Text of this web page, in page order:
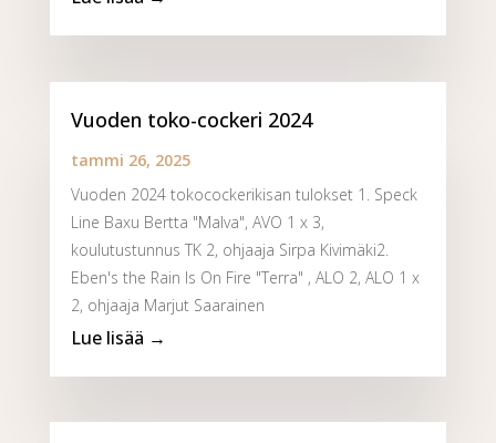
Vuoden toko-cockeri 2024
tammi 26, 2025
Vuoden 2024 tokocockerikisan tulokset 1. Speck
Line Baxu Bertta "Malva", AVO 1 x 3,
koulutustunnus TK 2, ohjaaja Sirpa Kivimäki2.
Eben's the Rain Is On Fire "Terra" , ALO 2, ALO 1 x
2, ohjaaja Marjut Saarainen